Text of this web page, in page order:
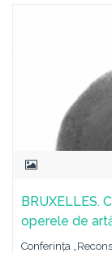
BRUXELLES.
operele de
Conferința